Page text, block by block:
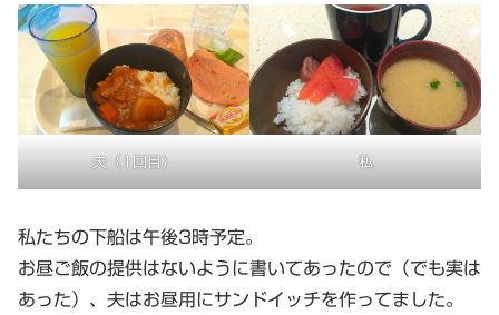
夫（1回目） 私
私たちの下船は午後3時予定。
お昼ご飯の提供はないように書いてあったので（でも実は
あった）、夫はお昼用にサンドイッチを作ってました。